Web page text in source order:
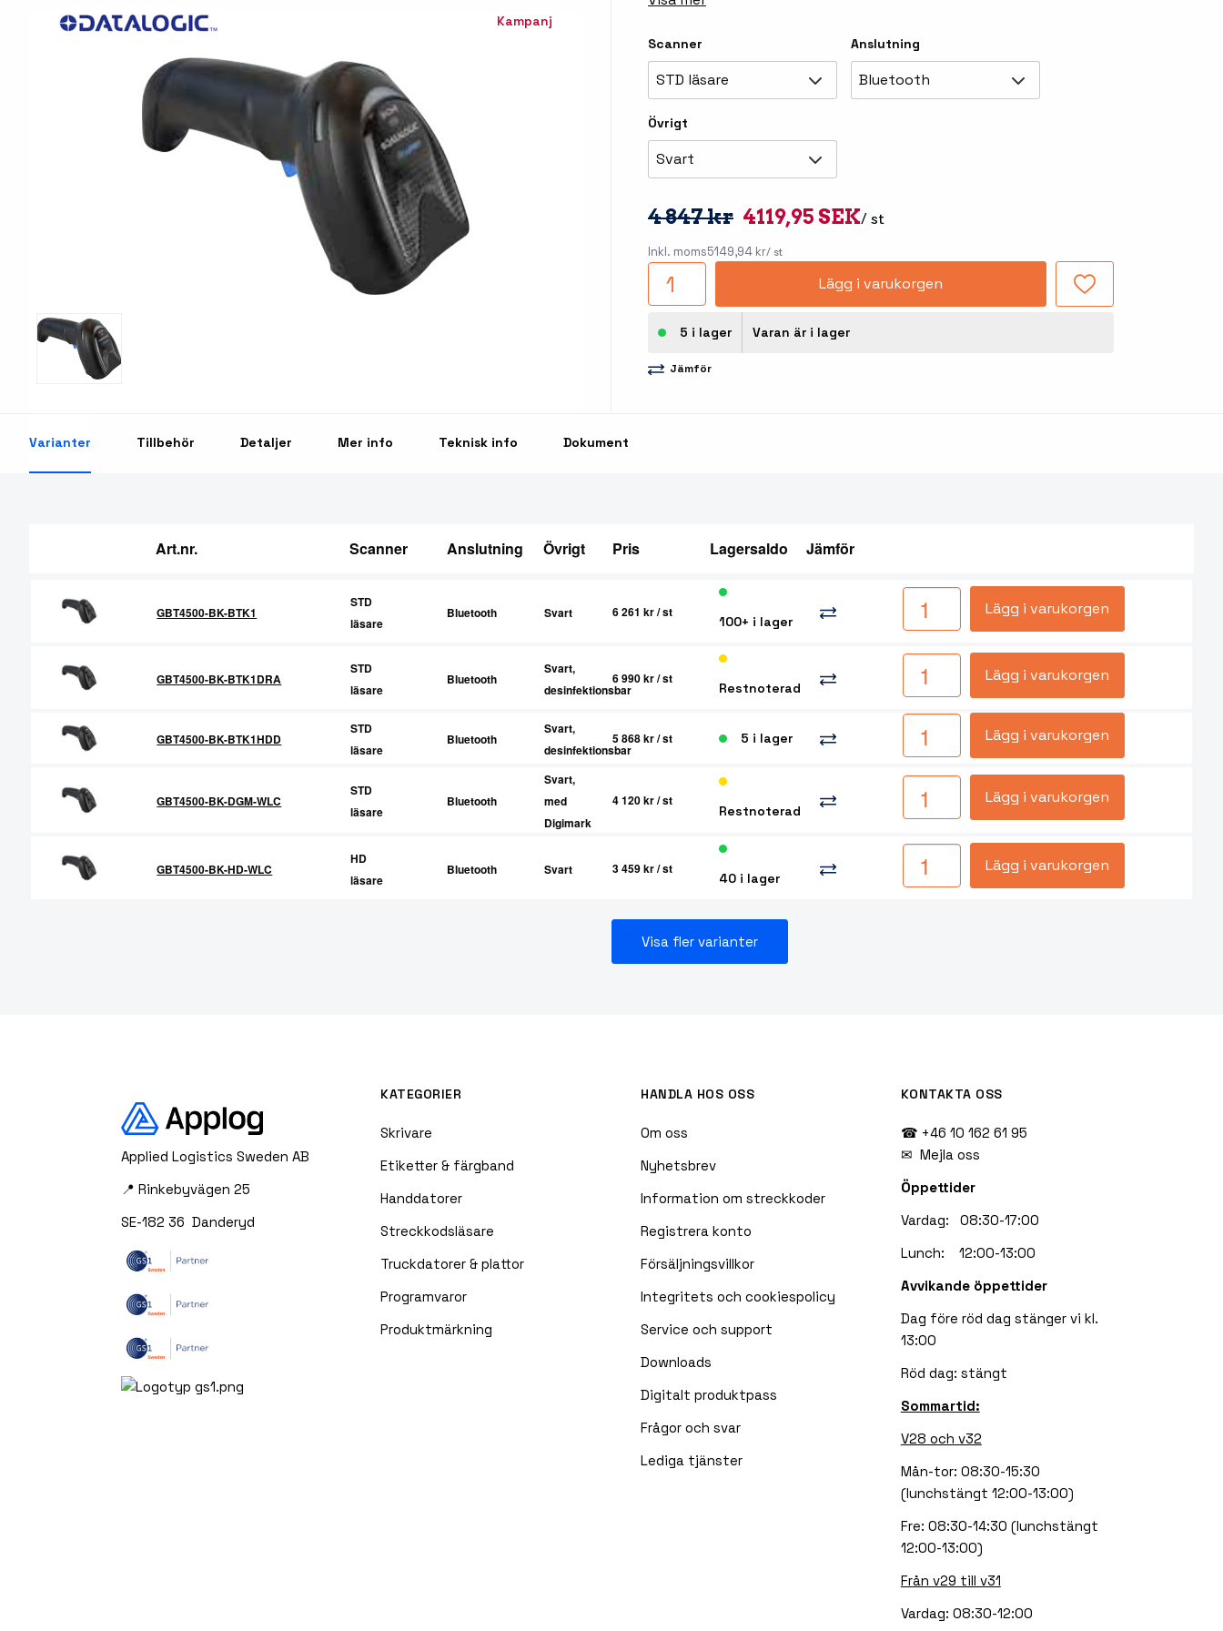
Kringutrustning
Tillbehör skrivare Varningsetiketter
RFID Etiketter
Fasta RFID Läsare
Batteridrivna arbetsstationer
Mobile Device Management
Outlet-handdatorer
streckkodsläsare
Outlet-etiketter
Besökssystem
WMS - Lagersystem
Laseretikett på A4-ark Kampanj
Scanner
STD läsare
Anslutning
Bluetooth
Övrigt
Svart
4 847 kr 4119,95 SEK/ st
Inkl. moms5149,94 kr/ st
Lägg i varukorgen
5 i lager Varan är i lager
Jämför
Varianter Tillbehör Detaljer Mer info Teknisk info Dokument
Art.nr. Scanner Anslutning Övrigt Pris Lagersaldo Jämför
GBT4500-BK-BTK1
STD
läsare
Bluetooth Svart 6 261 kr/ st
100+ i lager
Lägg i varukorgen
GBT4500-BK-BTK1DRA
STD
läsare
Bluetooth
Svart,
desinfektionsbar
6 990 kr/ st
Restnoterad
Lägg i varukorgen
GBT4500-BK-BTK1HDD
STD
läsare
Bluetooth
Svart,
desinfektionsbar
5 868 kr/ st 5 i lager Lägg i varukorgen
GBT4500-BK-DGM-WLC
STD
läsare
Bluetooth
Svart,
med
Digimark
4 120 kr/ st
Restnoterad
Lägg i varukorgen
GBT4500-BK-HD-WLC
HD
läsare
Bluetooth Svart 3 459 kr/ st
40 i lager
Lägg i varukorgen
Visa fler varianter
Applied Logistics Sweden AB
📍 Rinkebyvägen 25
SE-182 36 Danderyd
KATEGORIER
Skrivare
Etiketter & färgband
Handdatorer
Streckkodsläsare
Truckdatorer & plattor
Programvaror
Produktmärkning
HANDLA HOS OSS
Om oss
Nyhetsbrev
Information om streckkoder
Registrera konto
Försäljningsvillkor
Integritets och cookiespolicy
Service och support
Downloads
Digitalt produktpass
Frågor och svar
Lediga tjänster
KONTAKTA OSS
☎ +46 10 162 61 95
✉ Mejla oss
Öppettider
Vardag: 08:30-17:00
Lunch: 12:00-13:00
Avvikande öppettider
Dag före röd dag stänger vi kl.
13:00
Röd dag: stängt
Sommartid:
V28 och v32
Mån-tor: 08:30-15:30
(lunchstängt 12:00-13:00)
Fre: 08:30-14:30 (lunchstängt
12:00-13:00)
Från v29 till v31
Vardag: 08:30-12:00